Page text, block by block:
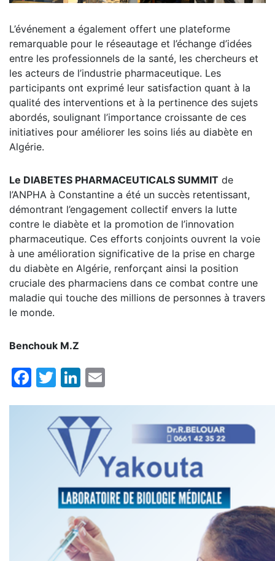
L’événement a également offert une plateforme
remarquable pour le réseautage et l’échange d’idées
entre les professionnels de la santé, les chercheurs et
les acteurs de l’industrie pharmaceutique. Les
participants ont exprimé leur satisfaction quant à la
qualité des interventions et à la pertinence des sujets
abordés, soulignant l’importance croissante de ces
initiatives pour améliorer les soins liés au diabète en
Algérie.
Le DIABETES PHARMACEUTICALS SUMMIT de
l’ANPHA à Constantine a été un succès retentissant,
démontrant l’engagement collectif envers la lutte
contre le diabète et la promotion de l’innovation
pharmaceutique. Ces efforts conjoints ouvrent la voie
à une amélioration significative de la prise en charge
du diabète en Algérie, renforçant ainsi la position
cruciale des pharmaciens dans ce combat contre une
maladie qui touche des millions de personnes à travers
le monde.
Benchouk M.Z
Facebook
TwitterLinkedIn